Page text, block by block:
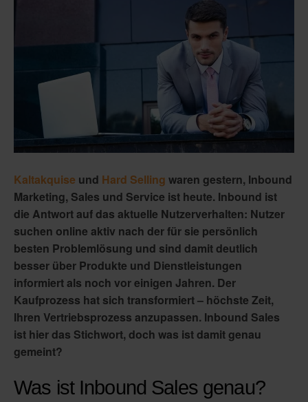
Kaltakquise und Hard Selling waren gestern, Inbound
Marketing, Sales und Service ist heute. Inbound ist
die Antwort auf das aktuelle Nutzerverhalten: Nutzer
suchen online aktiv nach der für sie persönlich
besten Problemlösung und sind damit deutlich
besser über Produkte und Dienstleistungen
informiert als noch vor einigen Jahren. Der
Kaufprozess hat sich transformiert – höchste Zeit,
Ihren Vertriebsprozess anzupassen. Inbound Sales
ist hier das Stichwort, doch was ist damit genau
gemeint?
Was ist Inbound Sales genau?